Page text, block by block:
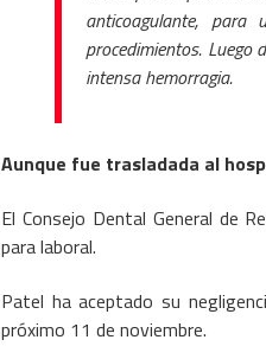
anticoagulante,
procedimientos. Luego
intensa hemorragia.
Aunque fue trasladada al
El Consejo Dental General de
para laboral.
Patel ha aceptado su
próximo 11 de noviembre.